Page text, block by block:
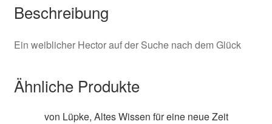
Beschreibung
Ein weiblicher Hector auf der Suche nach dem Glück
Ähnliche Produkte
von Lüpke, Altes Wissen für eine neue Zeit